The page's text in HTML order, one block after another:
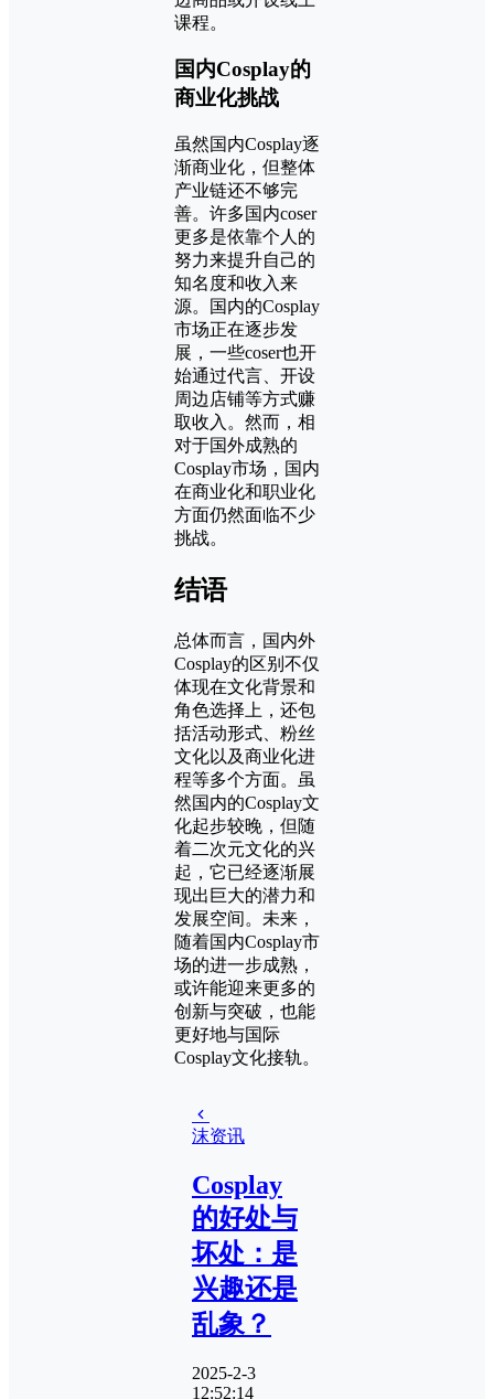
课程。
国内Cosplay的
商业化挑战
虽然国内Cosplay逐
渐商业化，但整体
产业链还不够完
善。许多国内coser
更多是依靠个人的
努力来提升自己的
知名度和收入来
源。国内的Cosplay
市场正在逐步发
展，一些coser也开
始通过代言、开设
周边店铺等方式赚
取收入。然而，相
对于国外成熟的
Cosplay市场，国内
在商业化和职业化
方面仍然面临不少
挑战。
结语
总体而言，国内外
Cosplay的区别不仅
体现在文化背景和
角色选择上，还包
括活动形式、粉丝
文化以及商业化进
程等多个方面。虽
然国内的Cosplay文
化起步较晚，但随
着二次元文化的兴
起，它已经逐渐展
现出巨大的潜力和
发展空间。未来，
随着国内Cosplay市
场的进一步成熟，
或许能迎来更多的
创新与突破，也能
更好地与国际
Cosplay文化接轨。
沫资讯
Cosplay
的好处与
坏处：是
兴趣还是
乱象？
2025-2-3
12:52:14